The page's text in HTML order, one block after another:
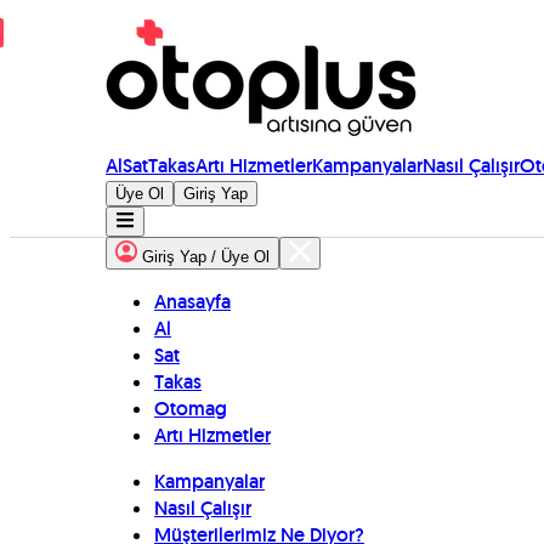
AlSatTakasArtı HizmetlerKampanyalarNasıl Çalışır
Üye Ol Giriş Yap
Giriş Yap / Üye Ol
Anasayfa
Al
Sat
Takas
Otomag
Artı Hizmetler
Kampanyalar
Nasıl Çalışır
Müşterilerimiz Ne Diyor?